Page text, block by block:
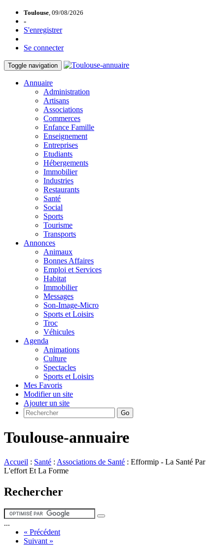
Toulouse, 09/08/2026
-
S'enregistrer
Se connecter
Toggle navigation
Annuaire
Administration
Artisans
Associations
Commerces
Enfance Famille
Enseignement
Entreprises
Etudiants
Hébergements
Immobilier
Industries
Restaurants
Santé
Social
Sports
Tourisme
Transports
Annonces
Animaux
Bonnes Affaires
Emploi et Services
Habitat
Immobilier
Messages
Son-Image-Micro
Sports et Loisirs
Troc
Véhicules
Agenda
Animations
Culture
Spectacles
Sports et Loisirs
Mes Favoris
Modifier un site
Ajouter un site
Go
Toulouse-annuaire
Accueil : Santé : Associations de Santé : Efformip - La Santé Par
L'effort Et La Forme
Rechercher
...
« Précédent
Suivant »